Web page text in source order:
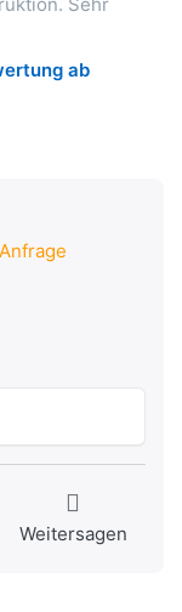
ab
Weitersagen